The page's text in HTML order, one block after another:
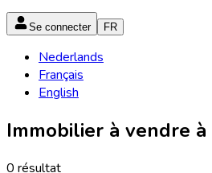
Se connecter FR
Nederlands
Français
English
Immobilier à vendre
0 résultat